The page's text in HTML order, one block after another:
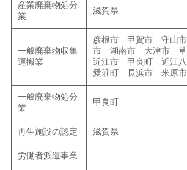
産業廃棄物処分
業
滋賀県
一般廃棄物収集
運搬業
彦根市 甲賀市 守山
市 湖南市 大津市
近江市 甲良町 近江
愛荘町 長浜市 米原
一般廃棄物処分
業
甲良町
再生施設の認定 滋賀県
労働者派遣事業